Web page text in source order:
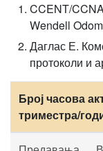
CCENT/
Wendell
Даглас Е.
протоколи и
Број часова
триместра/